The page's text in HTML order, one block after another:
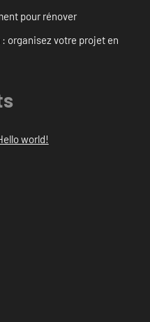
pour rénover
organisez votre projet en
world!